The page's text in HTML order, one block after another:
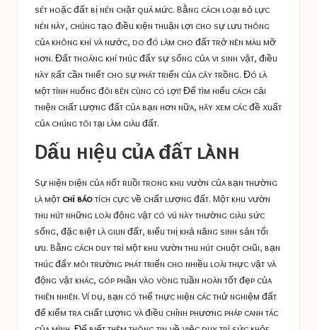
sét hoặc đất bị nén chặt quá mức. Bằng cách loại bỏ lực
nén này, chúng tạo điều kiện thuận lợi cho sự lưu thông
của không khí và nước, do đó làm cho đất trở nên màu mỡ
hơn. Đất thoáng khí thúc đẩy sự sống của vi sinh vật, điều
này rất cần thiết cho sự phát triển của cây trồng. Đó là
một tình huống đôi bên cùng có lợi! Để tìm hiểu cách cải
thiện chất lượng đất của bạn hơn nữa, hãy xem các đề xuất
của chúng tôi tại làm giàu đất.
Dấu hiệu của đất lành
Sự hiện diện của nốt ruồi trong khu vườn của bạn thường
là một chỉ báotích cực về chất lượng đất. Một khu vườn
thu hút những loài động vật có vú này thường giàu sức
sống, đặc biệt là giun đất, biểu thị khả năng sinh sản tối
ưu. Bằng cách duy trì một khu vườn thu hút chuột chũi, bạn
thúc đẩy môi trường phát triển cho nhiều loài thực vật và
động vật khác, góp phần vào vòng tuần hoàn tốt đẹp của
thiên nhiên. Ví dụ, bạn có thể thực hiện các thử nghiệm đất
để kiểm tra chất lượng và điều chỉnh phương pháp canh tác